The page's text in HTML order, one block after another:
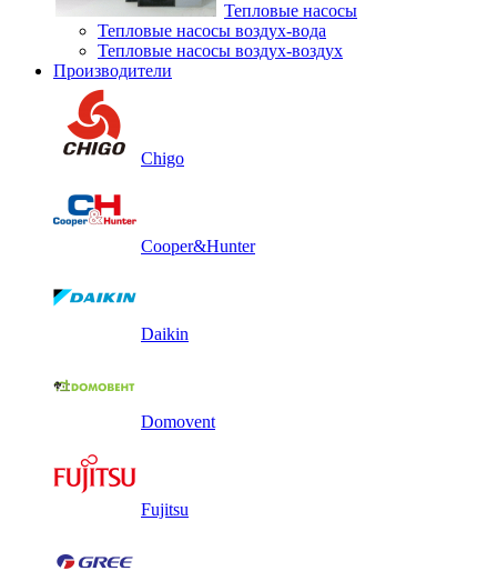
Тепловые насосы
Тепловые насосы воздух-вода
Тепловые насосы воздух-воздух
Производители
Chigo
Cooper&Hunter
Daikin
Domovent
Fujitsu